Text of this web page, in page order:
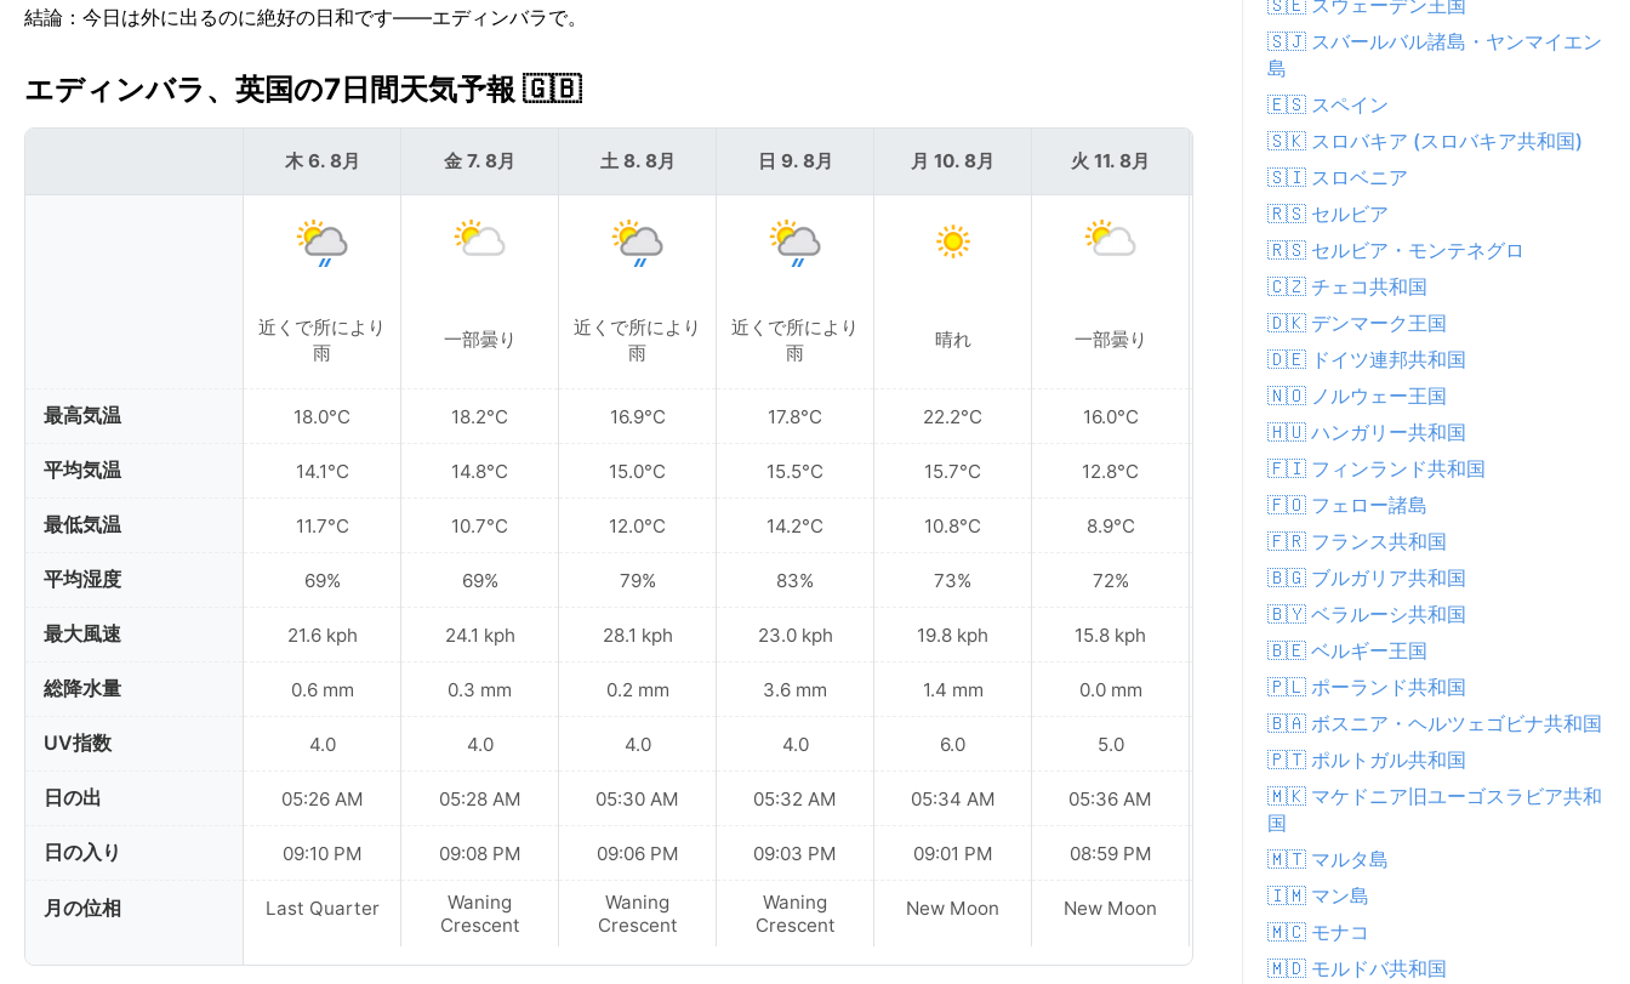
結論：今日は外に出るのに絶好の日和です——エディンバラで。
エディンバラ、英国の7日間天気予報 🇬🇧
最高気温
平均気温
最低気温
平均湿度
最大風速
総降水量
UV指数
日の出
日の入り
月の位相
木 6. 8月
近くで所により
雨
18.0°C
14.1°C
11.7°C
69%
21.6 kph
0.6 mm
4.0
05:26 AM
09:10 PM
Last Quarter
金 7. 8月
一部曇り
18.2°C
14.8°C
10.7°C
69%
24.1 kph
0.3 mm
4.0
05:28 AM
09:08 PM
Waning
Crescent
土 8. 8月
近くで所により
雨
16.9°C
15.0°C
12.0°C
79%
28.1 kph
0.2 mm
4.0
05:30 AM
09:06 PM
Waning
Crescent
日 9. 8月
近くで所により
雨
17.8°C
15.5°C
14.2°C
83%
23.0 kph
3.6 mm
4.0
05:32 AM
09:03 PM
Waning
Crescent
月 10. 8月
晴れ
22.2°C
15.7°C
10.8°C
73%
19.8 kph
1.4 mm
6.0
05:34 AM
09:01 PM
New Moon
火 11. 8月
一部曇り
16.0°C
12.8°C
8.9°C
72%
15.8 kph
0.0 mm
5.0
05:36 AM
08:59 PM
New Moon
一部曇り
14.0°C
70%
0.0 mm
05:38 AM
08:57 PM
New Moon
🇸🇪 スウェーデン王国
🇸🇯 スバールバル諸島・ヤンマイエン
島
🇪🇸 スペイン
🇸🇰 スロバキア (スロバキア共和国)
🇸🇮 スロベニア
🇷🇸 セルビア
🇷🇸 セルビア・モンテネグロ
🇨🇿 チェコ共和国
🇩🇰 デンマーク王国
🇩🇪 ドイツ連邦共和国
🇳🇴 ノルウェー王国
🇭🇺 ハンガリー共和国
🇫🇮 フィンランド共和国
🇫🇴 フェロー諸島
🇫🇷 フランス共和国
🇧🇬 ブルガリア共和国
🇧🇾 ベラルーシ共和国
🇧🇪 ベルギー王国
🇵🇱 ポーランド共和国
🇧🇦 ボスニア・ヘルツェゴビナ共和国
🇵🇹 ポルトガル共和国
🇲🇰 マケドニア旧ユーゴスラビア共和
国
🇲🇹 マルタ島
🇮🇲 マン島
🇲🇨 モナコ
🇲🇩 モルドバ共和国